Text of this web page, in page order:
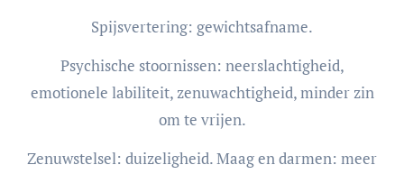
Spijsvertering: gewichtsafname.
Psychische stoornissen: neerslachtigheid,
emotionele labiliteit, zenuwachtigheid, minder zin
om te vrijen.
Zenuwstelsel: duizeligheid. Maag en darmen: meer